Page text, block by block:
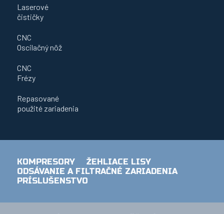
Laserové
čističky
CNC
Oscilačný nôž
CNC
Frézy
Repasované
použité zariadenia
KOMPRESORY
ŽEHLIACE LISY
ODSÁVANIE A FILTRAČNÉ ZARIADENIA
PRÍSLUŠENSTVO